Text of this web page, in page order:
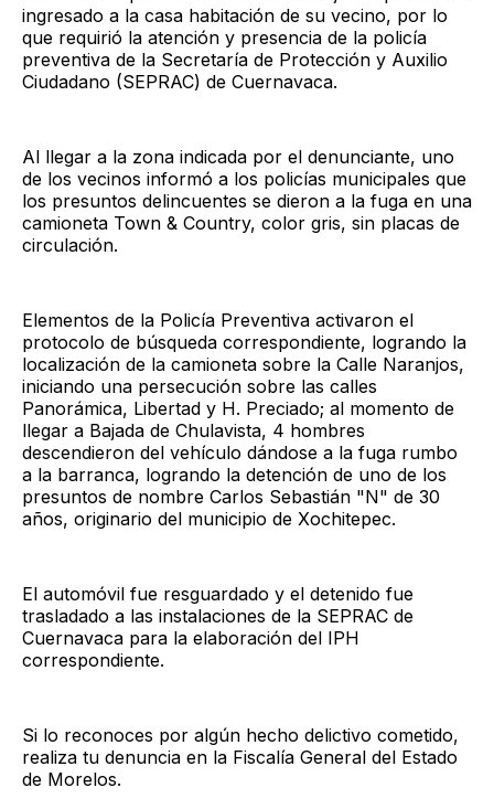
ingresado a la casa habitación de su vecino, por lo
que requirió la atención y presencia de la policía
preventiva de la Secretaría de Protección y Auxilio
Ciudadano (SEPRAC) de Cuernavaca.
Al llegar a la zona indicada por el denunciante, uno
de los vecinos informó a los policías municipales que
los presuntos delincuentes se dieron a la fuga en una
camioneta Town & Country, color gris, sin placas de
circulación.
Elementos de la Policía Preventiva activaron el
protocolo de búsqueda correspondiente, logrando la
localización de la camioneta sobre la Calle Naranjos,
iniciando una persecución sobre las calles
Panorámica, Libertad y H. Preciado; al momento de
llegar a Bajada de Chulavista, 4 hombres
descendieron del vehículo dándose a la fuga rumbo
a la barranca, logrando la detención de uno de los
presuntos de nombre Carlos Sebastián "N" de 30
años, originario del municipio de Xochitepec.
El automóvil fue resguardado y el detenido fue
trasladado a las instalaciones de la SEPRAC de
Cuernavaca para la elaboración del IPH
correspondiente.
Si lo reconoces por algún hecho delictivo cometido,
realiza tu denuncia en la Fiscalía General del Estado
de Morelos.